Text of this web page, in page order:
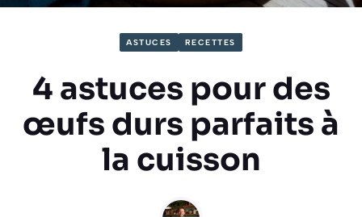
ASTUCES RECETTES
4 astuces pour des
œufs durs parfaits à
la cuisson